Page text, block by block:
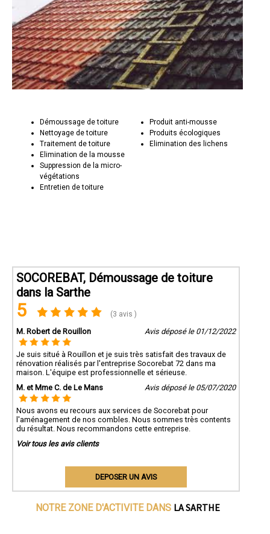
Démoussage de toiture
Nettoyage de toiture
Traitement de toiture
Elimination de la mousse
Suppression de la micro-
végétations
Entretien de toiture
Produit anti-mousse
Produits écologiques
Elimination des lichens
SOCOREBAT, Démoussage de toiture
dans la Sarthe
5 (3 avis )
M. Robert de Rouillon Avis déposé le 01/12/2022
Je suis situé à Rouillon et je suis très satisfait des travaux de
rénovation réalisés par l'entreprise Socorebat 72 dans ma
maison. L'équipe est professionnelle et sérieuse.
M. et Mme C. de Le Mans
Avis déposé le 05/07/2020
Nous avons eu recours aux services de Socorebat pour
l'aménagement de nos combles. Nous sommes très contents
du résultat. Nous recommandons cette entreprise.
Voir tous les avis clients
DEPOSER UN AVIS
NOTRE ZONE D'ACTIVITE DANS LA SARTHE